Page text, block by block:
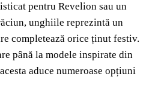
pentru Revelion sau un
unghiile reprezintă un
completează orice ținut festiv.
până la modele inspirate din
aduce numeroase opțiuni